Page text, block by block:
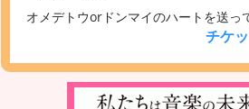
オメデトウorドンマイのハートを送っ
チケ